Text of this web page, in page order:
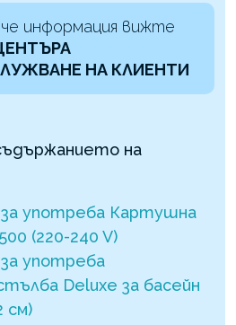
информация вижте
НА КЛИЕНТИ
на
употреба Картушна
(220-240 V)
употреба
Deluxe за басейн
см)